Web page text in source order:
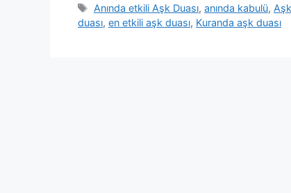
Anında etkili Aşk Duası,anında kabulü,
duası, en etkili aşk duası, Kuranda aşk duası